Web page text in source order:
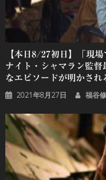
【本日8/27初日】「現
ナイト・シャマラン監
なエピソードが明かされ
2021年8月27日 福谷修